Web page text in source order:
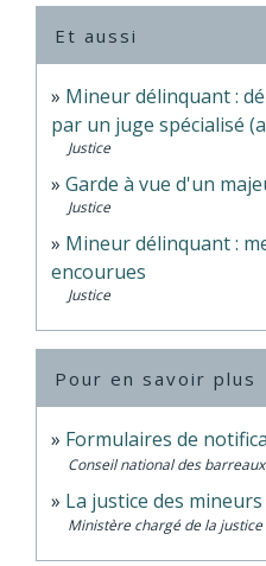
Et aussi
Mineur délinquant :
par un juge spécialisé
Justice
Garde à vue d'un
Justice
Mineur délinquant :
encourues
Justice
Pour en savoir plus
Formulaires de
Conseil national des barreaux
La justice des mineurs
Ministère chargé de la justice